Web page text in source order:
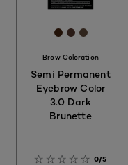
[Color]:
[Color]:
[Color]:
Brow Coloration
Semi Permanent
Eyebrow Color
3.0 Dark
Brunette
0/5